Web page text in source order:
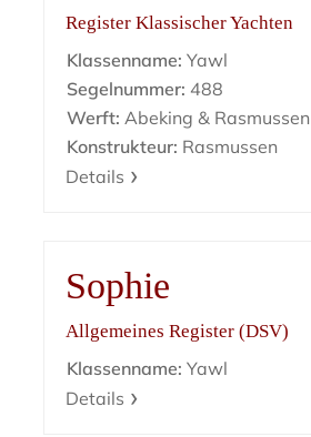
Register Klassischer Yachten
Klassenname: Yawl
Segelnummer: 488
Werft: Abeking & Rasmussen
Konstrukteur: Rasmussen
Details
Sophie
Allgemeines Register (DSV)
Klassenname: Yawl
Details